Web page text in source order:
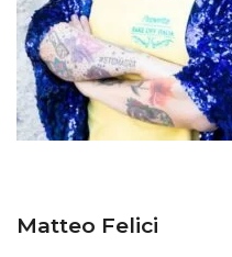
Matteo Felici